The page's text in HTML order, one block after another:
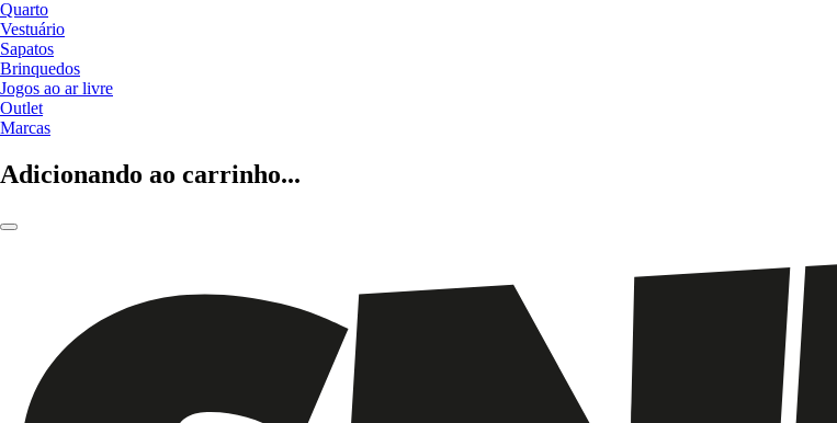
Quarto
Vestuário
Sapatos
Brinquedos
Jogos ao ar livre
Outlet
Marcas
Adicionando ao carrinho...